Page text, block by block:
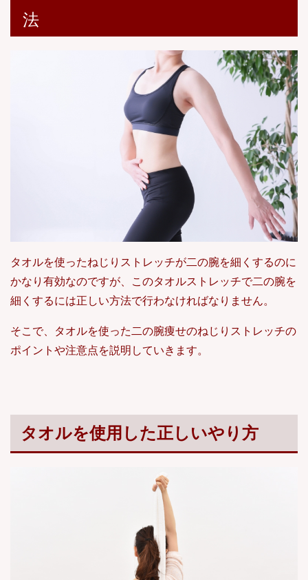
法
タオルを使ったねじりストレッチが二の腕を細くするのに
かなり有効なのですが、このタオルストレッチで二の腕を
細くするには正しい方法で行わなければなりません。
そこで、タオルを使った二の腕痩せのねじりストレッチの
ポイントや注意点を説明していきます。
タオルを使用した正しいやり方